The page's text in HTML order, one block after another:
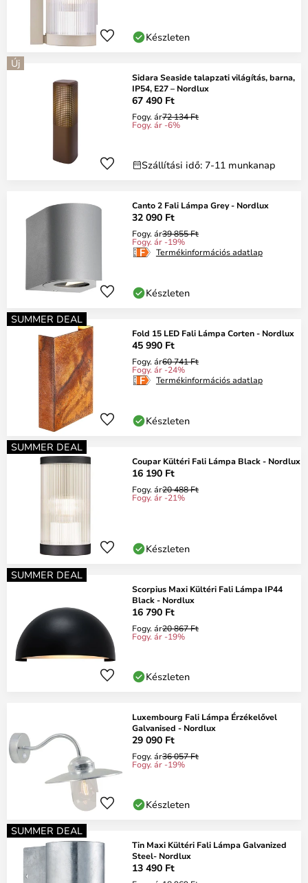
Készleten
Új
Sidara Seaside talapzati világítás, barna,
IP54, E27 – Nordlux
67 490 Ft
Fogy. ár72 134 Ft
Fogy. ár -6%
Szállítási idő: 7-11 munkanap
Canto 2 Fali Lámpa Grey - Nordlux
32 090 Ft
Fogy. ár39 855 Ft
Fogy. ár -19%
Termékinformációs adatlap
Készleten
SUMMER DEAL
Fold 15 LED Fali Lámpa Corten - Nordlux
45 990 Ft
Fogy. ár60 741 Ft
Fogy. ár -24%
Termékinformációs adatlap
Készleten
SUMMER DEAL
Coupar Kültéri Fali Lámpa Black - Nordlux
16 190 Ft
Fogy. ár20 488 Ft
Fogy. ár -21%
Készleten
SUMMER DEAL
Scorpius Maxi Kültéri Fali Lámpa IP44
Black - Nordlux
16 790 Ft
Fogy. ár20 867 Ft
Fogy. ár -19%
Készleten
Luxembourg Fali Lámpa Érzékelővel
Galvanised - Nordlux
29 090 Ft
Fogy. ár36 057 Ft
Fogy. ár -19%
Készleten
SUMMER DEAL
Tin Maxi Kültéri Fali Lámpa Galvanized
Steel- Nordlux
13 490 Ft